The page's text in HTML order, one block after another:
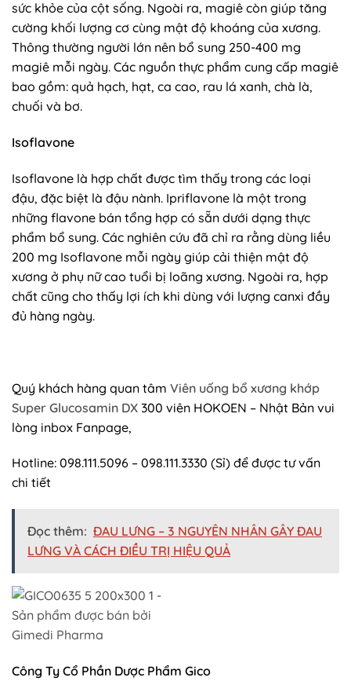
sức khỏe của cột sống. Ngoài ra, magiê còn giúp tăng
cường khối lượng cơ cùng mật độ khoáng của xương.
Thông thường người lớn nên bổ sung 250-400 mg
magiê mỗi ngày. Các nguồn thực phẩm cung cấp magiê
bao gồm: quả hạch, hạt, ca cao, rau lá xanh, chà là,
chuối và bơ.
Isoflavone
Isoflavone là hợp chất được tìm thấy trong các loại
đậu, đặc biệt là đậu nành. Ipriflavone là một trong
những flavone bán tổng hợp có sẵn dưới dạng thực
phẩm bổ sung. Các nghiên cứu đã chỉ ra rằng dùng liều
200 mg Isoflavone mỗi ngày giúp cải thiện mật độ
xương ở phụ nữ cao tuổi bị loãng xương. Ngoài ra, hợp
chất cũng cho thấy lợi ích khi dùng với lượng canxi đầy
đủ hàng ngày.
Quý khách hàng quan tâm Viên uống bổ xương khớp
Super Glucosamin DX 300 viên HOKOEN – Nhật Bản vui
lòng inbox Fanpage,
Hotline: 098.111.5096 – 098.111.3330 (Sỉ) để được tư vấn
chi tiết
Đọc thêm: ĐAU LƯNG – 3 NGUYÊN NHÂN GÂY ĐAU
LƯNG VÀ CÁCH ĐIỀU TRỊ HIỆU QUẢ
Công Ty Cổ Phần Dược Phẩm Gico